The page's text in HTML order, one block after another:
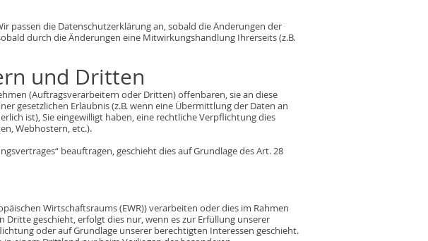
passen die Datenschutzerklärung an, sobald die Änderungen der
durch die Änderungen eine Mitwirkungshandlung Ihrerseits (z.B.
und Dritten
(Auftragsverarbeitern oder Dritten) offenbaren, sie an diese
gesetzlichen Erlaubnis (z.B. wenn eine Übermittlung der Daten an
ist), Sie eingewilligt haben, eine rechtliche Verpflichtung dies
Webhostern, etc.).
beauftragen, geschieht dies auf Grundlage des Art. 28
Wirtschaftsraums (EWR)) verarbeiten oder dies im Rahmen
geschieht, erfolgt dies nur, wenn es zur Erfüllung unserer
oder auf Grundlage unserer berechtigten Interessen geschieht.